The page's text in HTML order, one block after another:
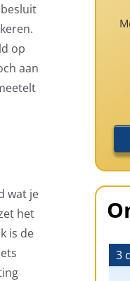
op
aan
wat je
het
is de
3